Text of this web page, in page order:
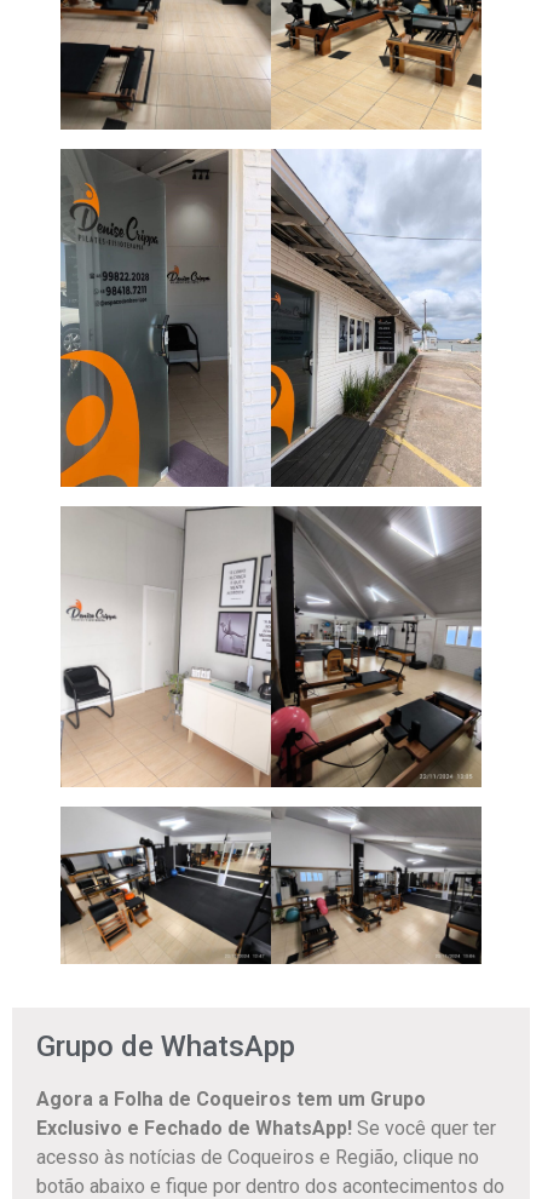
Grupo de WhatsApp
Agora a Folha de Coqueiros tem um Grupo
Exclusivo e Fechado de WhatsApp! Se você quer ter
acesso às notícias de Coqueiros e Região, clique no
botão abaixo e fique por dentro dos acontecimentos do